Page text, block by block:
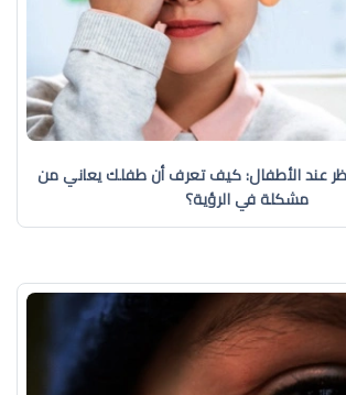
عند الأطفال: كيف تعرف أن طفلك يعاني من
مشكلة في الرؤية؟